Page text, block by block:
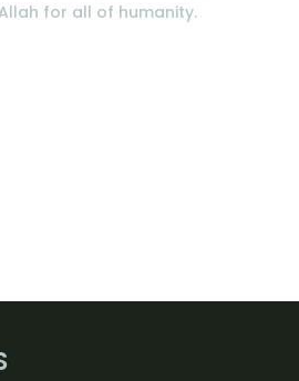
for all of humanity.